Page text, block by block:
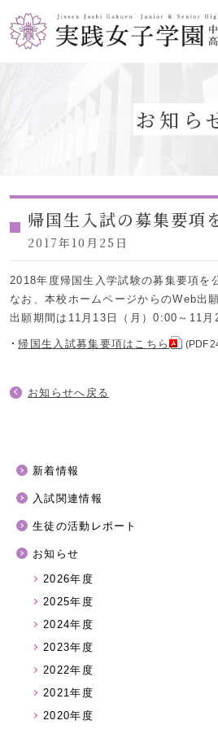
お知ら
帰国生入試の募集要項
2017年10月25日
2018年度帰国生入学試験の募集要項を
なお、本校ホームページからのWeb出
出願期間は11月13日（月）0:00～11月
帰国生入試募集要項はこちら (PDF
お知らせへ戻る
新着情報
入試関連情報
生徒の活動レポート
お知らせ
2026年度
2025年度
2024年度
2023年度
2022年度
2021年度
2020年度